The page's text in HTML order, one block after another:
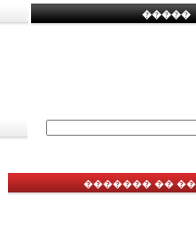
�����
������� ��